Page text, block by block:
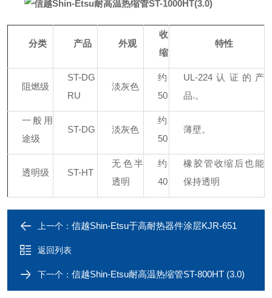
分类 产品 外观
收
缩
特性
阻燃级
ST-DG
RU
淡灰色
约
50
UL-224认证的产
品.。
一般用
途级
ST-DG 淡灰色
约
50
薄壁。
透明级 ST-HT
无色半
透明
约
40
橡胶管收缩后也能
保持透明
上一个： 信越Shin-Etsu于高耐热器件涂层KJR-651
返回列表
下一个： 信越Shin-Etsu耐高温热缩管ST-800HT (3.0)